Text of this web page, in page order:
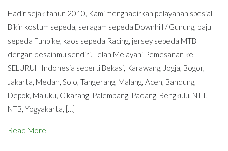
Hadir sejak tahun 2010, Kami menghadirkan pelayanan spesial
Bikin kostum sepeda, seragam sepeda Downhill / Gunung, baju
sepeda Funbike, kaos sepeda Racing, jersey sepeda MTB
dengan desainmu sendiri. Telah Melayani Pemesanan ke
SELURUH Indonesia seperti Bekasi, Karawang, Jogja, Bogor,
Jakarta, Medan, Solo, Tangerang, Malang, Aceh, Bandung,
Depok, Maluku, Cikarang, Palembang, Padang, Bengkulu, NTT,
NTB, Yogyakarta, […]
Read More